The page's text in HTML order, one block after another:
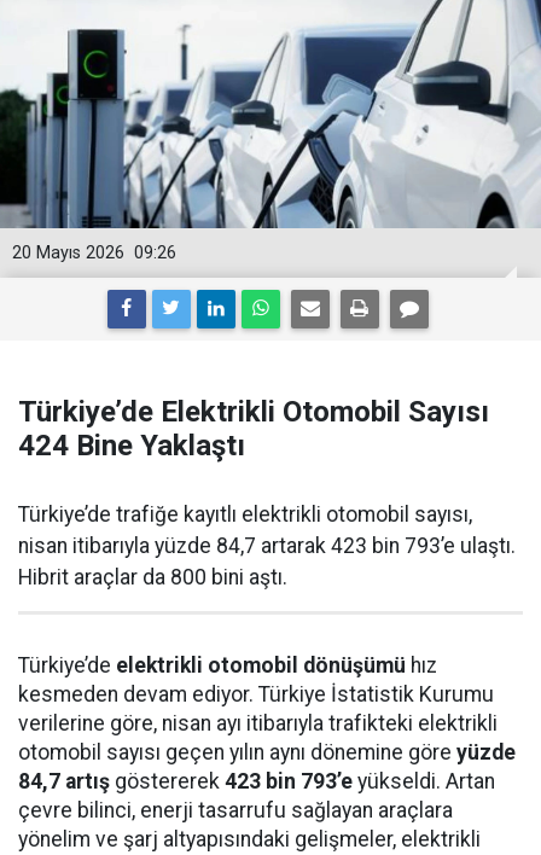
09:26
20 Mayıs 2026
Türkiye’de Elektrikli Otomobil Sayısı
424 Bine Yaklaştı
Türkiye’de trafiğe kayıtlı elektrikli otomobil sayısı,
nisan itibarıyla yüzde 84,7 artarak 423 bin 793’e ulaştı.
Hibrit araçlar da 800 bini aştı.
Türkiye’de elektrikli otomobil dönüşümü hız
kesmeden devam ediyor. Türkiye İstatistik Kurumu
verilerine göre, nisan ayı itibarıyla trafikteki elektrikli
otomobil sayısı geçen yılın aynı dönemine göre yüzde
84,7 artış göstererek 423 bin 793’e yükseldi. Artan
çevre bilinci, enerji tasarrufu sağlayan araçlara
yönelim ve şarj altyapısındaki gelişmeler, elektrikli